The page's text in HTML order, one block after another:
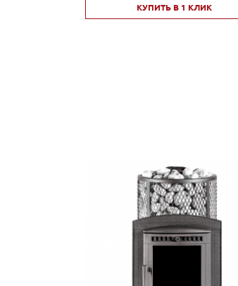
КУПИТЬ В 1 КЛИК